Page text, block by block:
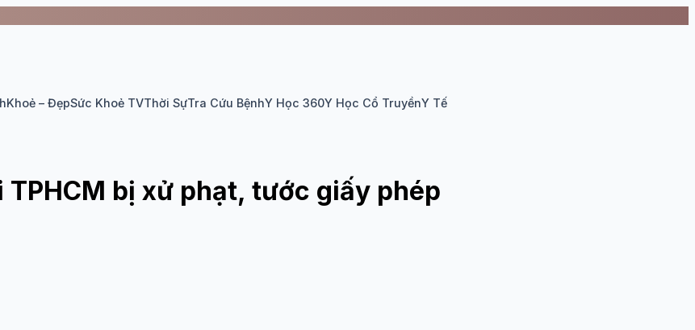
Khoẻ – ĐẹpSức Khoẻ TVThời SựTra Cứu BệnhY Học 360Y Học Cổ TruyềnY Tế
bị xử phạt, tước giấy phép